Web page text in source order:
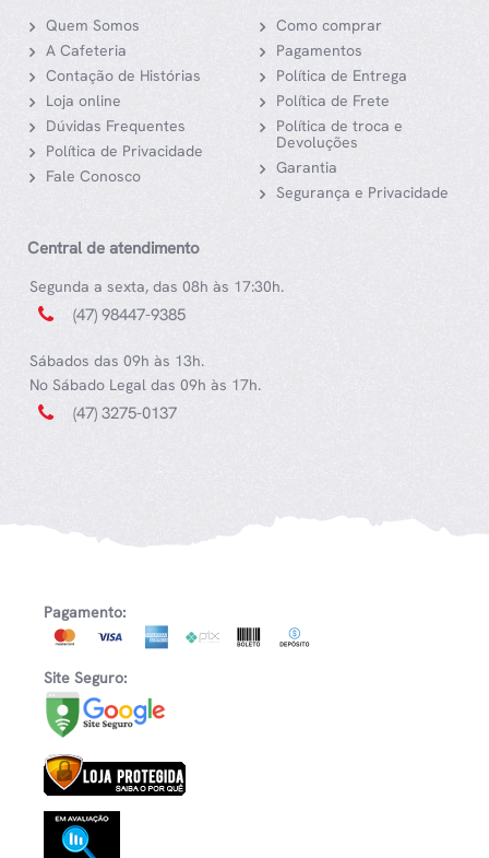
Quem Somos
A Cafeteria
Contação de Histórias
Loja online
Dúvidas Frequentes
Política de Privacidade
Fale Conosco
Como comprar
Pagamentos
Política de Entrega
Política de Frete
Política de troca e
Devoluções
Garantia
Segurança e Privacidade
Central de atendimento
Segunda a sexta, das 08h às 17:30h.
(47) 98447-9385
Sábados das 09h às 13h.
No Sábado Legal das 09h às 17h.
(47) 3275-0137
Pagamento:
Site Seguro: